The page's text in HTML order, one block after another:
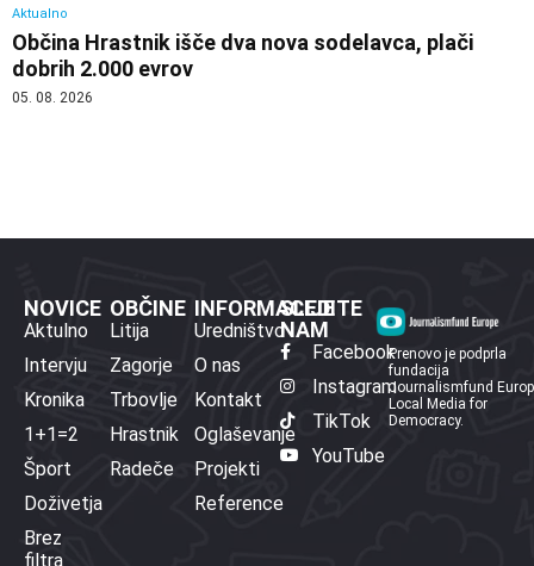
Aktualno
Občina Hrastnik išče dva nova sodelavca, plači
dobrih 2.000 evrov
05. 08. 2026
NOVICE
Aktulno
Intervju
Kronika
1+1=2
Šport
Doživetja
Brez
filtra
OBČINE
Litija
Zagorje
Trbovlje
Hrastnik
Radeče
INFORMACIJE
Uredništvo
O nas
Kontakt
Oglaševanje
Projekti
Reference
SLEDITE
NAM
Facebook
Instagram
TikTok
YouTube
Prenovo je podprla
fundacija
Journalismfund
Local Media for
Democracy.